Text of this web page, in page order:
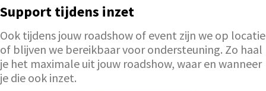
Support tijdens inzet
Ook tijdens jouw roadshow of event zijn we op locatie
of blijven we bereikbaar voor ondersteuning. Zo haal
je het maximale uit jouw roadshow, waar en wanneer
je die ook inzet.